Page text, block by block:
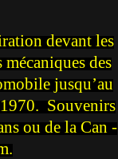
devant les
des
jusqu’au
1970. Souvenirs
ou de la Can -